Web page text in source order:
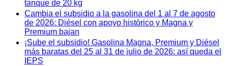
tanque de 20 kg
Cambia el subsidio a la gasolina del 1 al 7 de agosto
de 2026: Diésel con apoyo histórico y Magna y
Premium bajan
¡Sube el subsidio! Gasolina Magna, Premium y Diésel
más baratas del 25 al 31 de julio de 2026: así queda el
IEPS